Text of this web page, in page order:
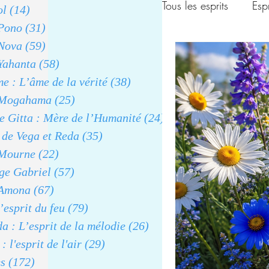
(14)
(31)
(59)
(58)
: L’âme de la vérité (38)
(25)
Gitta : Mère de l’Humanité (24)
24 posts
Vega et Reda (35)
(22)
Gabriel (57)
(67)
du feu (79)
: L’esprit de la mélodie (26) 26 posts
l'esprit de l'air (29)
(172)
Tous les esprits
_Esprit Mogahama
_Archange
_Éritron : l'esprit